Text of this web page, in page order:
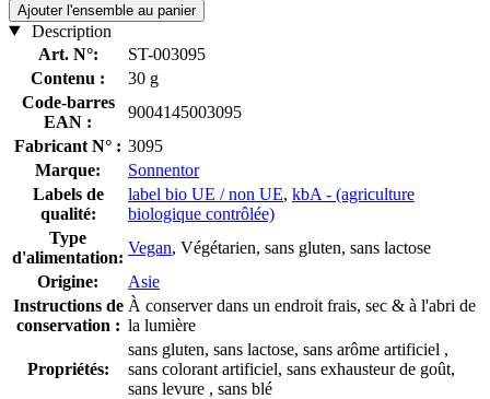
Ajouter l'ensemble au panier
Description
Art. N°:
ST-003095
Contenu :
30 g
Code-barres
EAN :
9004145003095
Fabricant N° : 3095
Marque:
Sonnentor
Labels de
qualité:
label bio UE / non UE, kbA - (agriculture
biologique contrôlée)
Type
d'alimentation:
Vegan, Végétarien, sans gluten, sans lactose
Origine:
Asie
Instructions de
conservation :
À conserver dans un endroit frais, sec & à l'abri de
la lumière
Propriétés:
sans gluten, sans lactose, sans arôme artificiel ,
sans colorant artificiel, sans exhausteur de goût,
sans levure , sans blé